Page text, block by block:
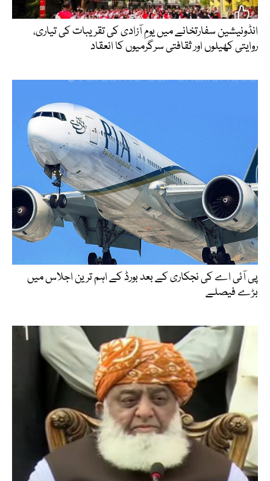
انڈونیشین سفارتخانے میں یومِ آزادی کی تقریبات کی تیاری،
روایتی کھیلوں اور ثقافتی سرگرمیوں کا انعقاد
پی آئی اے کی نجکاری کے بعد بورڈ کے اہم ترین اجلاس میں
بڑے فیصلے